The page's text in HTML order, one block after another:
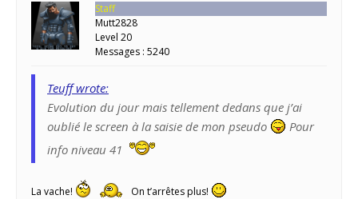
Staff
Mutt2828
Level 20
Messages : 5240
Teuff wrote:
Evolution du jour mais tellement dedans que j’ai
oublié le screen à la saisie de mon pseudo
Pour
info niveau 41
La vache!
On t’arrêtes plus!